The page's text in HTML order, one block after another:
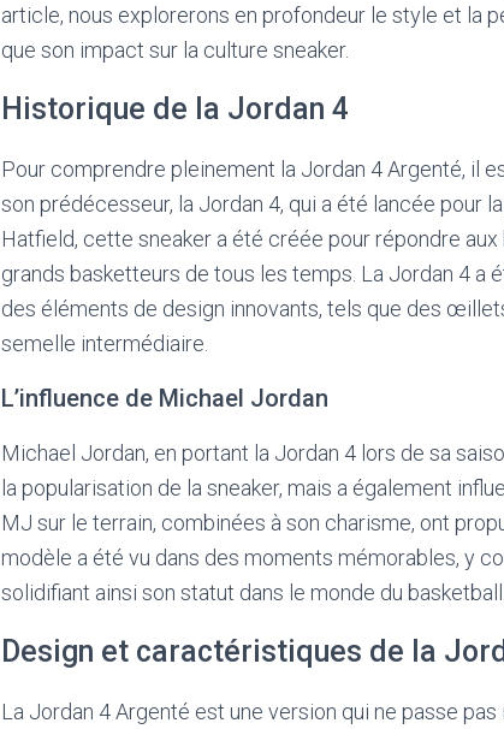
article, nous explorerons en profondeur le style et la
que son impact sur la culture sneaker.
Historique de la Jordan 4
Pour comprendre pleinement la Jordan 4 Argenté, il
son prédécesseur, la Jordan 4, qui a été lancée pour
Hatfield, cette sneaker a été créée pour répondre
grands basketteurs de tous les temps. La Jordan 4 a
des éléments de design innovants, tels que des
semelle intermédiaire.
L’influence de Michael Jordan
Michael Jordan, en portant la Jordan 4 lors de sa
la popularisation de la sneaker, mais a également
MJ sur le terrain, combinées à son charisme, ont
modèle a été vu dans des moments mémorables, y
solidifiant ainsi son statut dans le monde du basketball.
Design et caractéristiques de la
La Jordan 4 Argenté est une version qui ne passe